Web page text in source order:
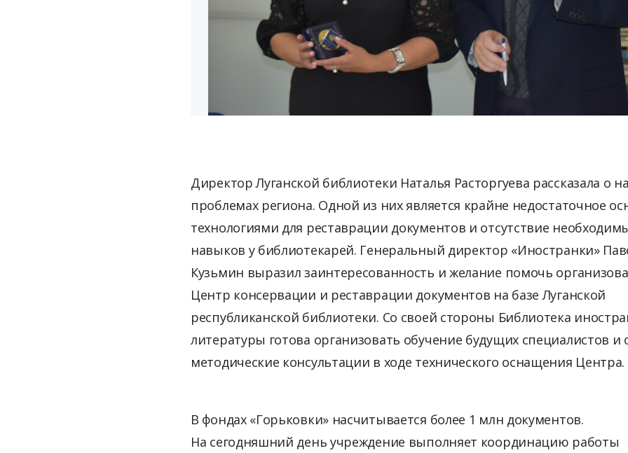
Директор Луганской библиотеки Наталья Расторгуева рассказала о
проблемах региона. Одной из них является крайне недостаточное
технологиями для реставрации документов и отсутствие
навыков у библиотекарей. Генеральный директор «Иностранки»
Кузьмин выразил заинтересованность и желание помочь
Центр консервации и реставрации документов на базе Луганской
республиканской библиотеки. Со своей стороны Библиотека
литературы готова организовать обучение будущих специалистов и
методические консультации в ходе технического оснащения Центра.
В фондах «Горьковки» насчитывается более 1 млн документов.
На сегодняшний день учреждение выполняет координацию работы